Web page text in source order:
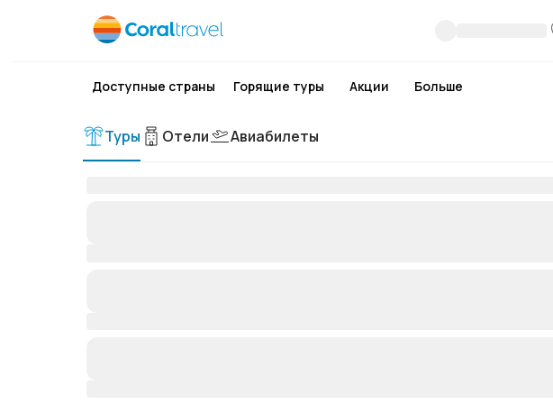
Доступные страны Горящие туры Акции Больше
Туры Отели Авиабилеты